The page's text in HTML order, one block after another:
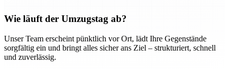
Wie läuft der Umzugstag ab?
Unser Team erscheint pünktlich vor Ort, lädt Ihre Gegenstände
sorgfältig ein und bringt alles sicher ans Ziel – strukturiert, schnell
und zuverlässig.